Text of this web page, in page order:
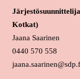
Kotkat)
Jaana Saarinen
0440 570 558